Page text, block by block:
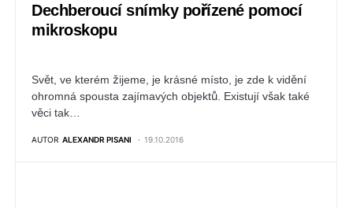
Dechberoucí snímky pořízené pomocí
mikroskopu
Svět, ve kterém žijeme, je krásné místo, je zde k vidění
ohromná spousta zajímavých objektů. Existují však také
věci tak…
AUTOR ALEXANDR PISANI 19.10.2016